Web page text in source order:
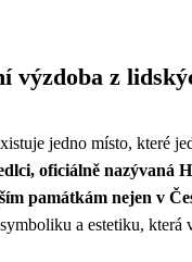
výzdoba z
jedno místo, které
oficiálně nazývaná
památkám nejen v
a estetiku,